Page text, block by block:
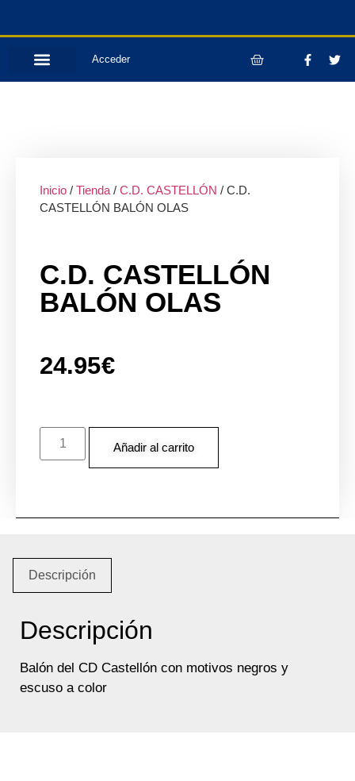
Acceder
Inicio / Tienda / C.D. CASTELLÓN / C.D.
CASTELLÓN BALÓN OLAS
C.D. CASTELLÓN
BALÓN OLAS
24.95€
Añadir al carrito
Descripción
Descripción
Balón del CD Castellón con motivos negros y
escuso a color